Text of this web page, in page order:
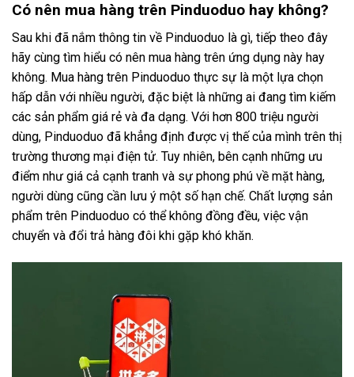
Có nên mua hàng trên Pinduoduo hay không?
Sau khi đã nắm thông tin về Pinduoduo là gì, tiếp theo đây
hãy cùng tìm hiểu có nên mua hàng trên ứng dụng này hay
không. Mua hàng trên Pinduoduo thực sự là một lựa chọn
hấp dẫn với nhiều người, đặc biệt là những ai đang tìm kiếm
các sản phẩm giá rẻ và đa dạng. Với hơn 800 triệu người
dùng, Pinduoduo đã khẳng định được vị thế của mình trên thị
trường thương mại điện tử. Tuy nhiên, bên cạnh những ưu
điểm như giá cả cạnh tranh và sự phong phú về mặt hàng,
người dùng cũng cần lưu ý một số hạn chế. Chất lượng sản
phẩm trên Pinduoduo có thể không đồng đều, việc vận
chuyển và đổi trả hàng đôi khi gặp khó khăn.